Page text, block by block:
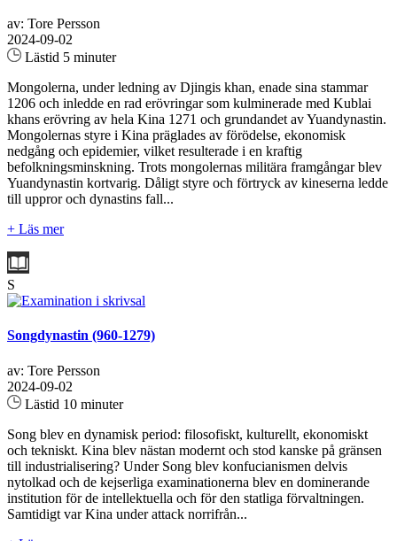
av: Tore Persson
2024-09-02
Lästid 5 minuter
Mongolerna, under ledning av Djingis khan, enade sina stammar
1206 och inledde en rad erövringar som kulminerade med Kublai
khans erövring av hela Kina 1271 och grundandet av Yuandynastin.
Mongolernas styre i Kina präglades av förödelse, ekonomisk
nedgång och epidemier, vilket resulterade i en kraftig
befolkningsminskning. Trots mongolernas militära framgångar blev
Yuandynastin kortvarig. Dåligt styre och förtryck av kineserna ledde
till uppror och dynastins fall...
+ Läs mer
S
Songdynastin (960-1279)
av: Tore Persson
2024-09-02
Lästid 10 minuter
Song blev en dynamisk period: filosofiskt, kulturellt, ekonomiskt
och tekniskt. Kina blev nästan modernt och stod kanske på gränsen
till industrialisering? Under Song blev konfucianismen delvis
nytolkad och de kejserliga examinationerna blev en dominerande
institution för de intellektuella och för den statliga förvaltningen.
Samtidigt var Kina under attack norrifrån...